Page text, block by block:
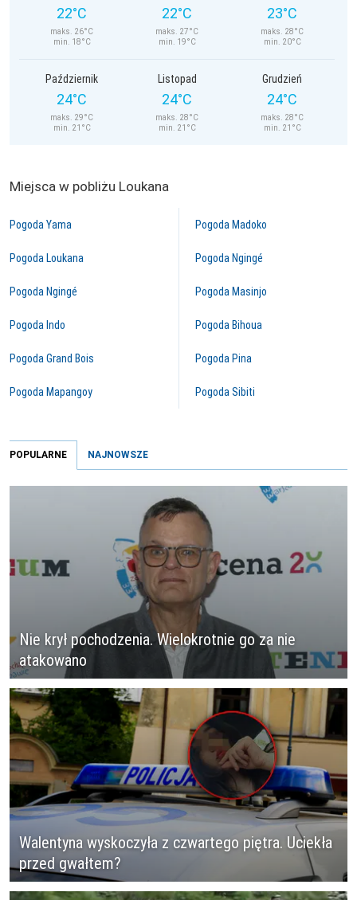
22°C
maks. 26°C
min. 18°C
22°C
maks. 27°C
min. 19°C
23°C
maks. 28°C
min. 20°C
Październik
24°C
maks. 29°C
min. 21°C
Listopad
24°C
maks. 28°C
min. 21°C
Grudzień
24°C
maks. 28°C
min. 21°C
Miejsca w pobliżu Loukana
Pogoda Yama
Pogoda Loukana
Pogoda Ngingé
Pogoda Indo
Pogoda Grand Bois
Pogoda Mapangoy
Pogoda Madoko
Pogoda Ngingé
Pogoda Masinjo
Pogoda Bihoua
Pogoda Pina
Pogoda Sibiti
POPULARNE NAJNOWSZE
Nie krył pochodzenia. Wielokrotnie go za nie
atakowano
Walentyna wyskoczyła z czwartego piętra. Uciekła
przed gwałtem?